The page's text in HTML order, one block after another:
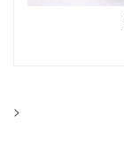
>